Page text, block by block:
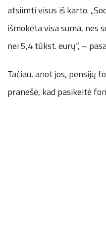
atsiimti visus iš karto.
išmokėta visa suma, nes
nei 5,4 tūkst. eurų“, –
Tačiau, anot jos, pensijų
pranešė, kad pasikeitė